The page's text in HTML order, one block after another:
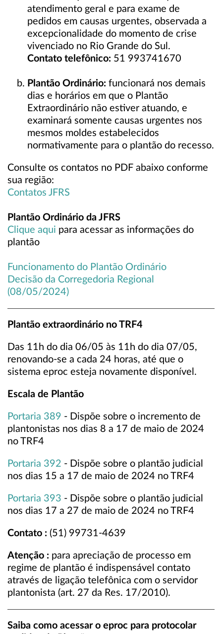
atendimento geral e para exame de
pedidos em causas urgentes, observada a
excepcionalidade do momento de crise
vivenciado no Rio Grande do Sul.
Contato telefônico: 51 993741670
Plantão Ordinário: funcionará nos demais
dias e horários em que o Plantão
Extraordinário não estiver atuando, e
examinará somente causas urgentes nos
mesmos moldes estabelecidos
normativamente para o plantão do recesso.
Consulte os contatos no PDF abaixo conforme
sua região:
Contatos JFRS
Plantão Ordinário da JFRS
Clique aqui para acessar as informações do
plantão
Funcionamento do Plantão Ordinário
Decisão da Corregedoria Regional
(08/05/2024)
Plantão extraordinário no TRF4
Das 11h do dia 06/05 às 11h do dia 07/05,
renovando-se a cada 24 horas, até que o
sistema eproc esteja novamente disponível.
Escala de Plantão
Portaria 389 - Dispõe sobre o incremento de
plantonistas nos dias 8 a 17 de maio de 2024
no TRF4
Portaria 392 - Dispõe sobre o plantão judicial
nos dias 15 a 17 de maio de 2024 no TRF4
Portaria 393 - Dispõe sobre o plantão judicial
nos dias 17 a 27 de maio de 2024 no TRF4
Contato : (51) 99731-4639
Atenção : para apreciação de processo em
regime de plantão é indispensável contato
através de ligação telefônica com o servidor
plantonista (art. 27 da Res. 17/2010).
Saiba como acessar o eproc para protocolar